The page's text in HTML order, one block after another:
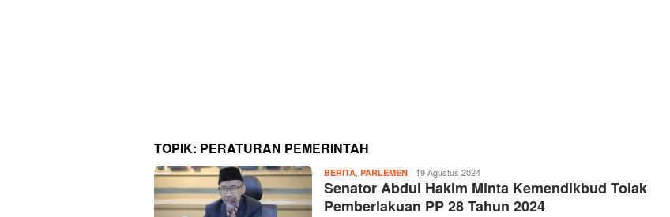
TOPIK: PERATURAN PEMERINTAH
BERITA PARLEMEN Admin
Ayonusa
19 Agustus 2024
Senator Abdul Hakim Minta Kemendikbud Tolak
Pemberlakuan PP 28 Tahun 2024